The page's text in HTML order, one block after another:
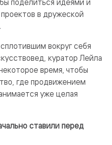
поделиться идеями и
в дружеской
вокруг себя
куратор Лейла
время, чтобы
где продвижением
уже целая
ставили перед